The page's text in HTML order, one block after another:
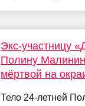
Экс-участницу
Полину
мёртвой на
Тело 24-летней